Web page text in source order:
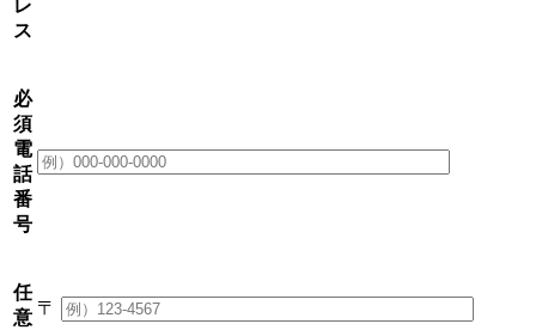
レ
ス
必
須
電
話
番
号
任
意 〒